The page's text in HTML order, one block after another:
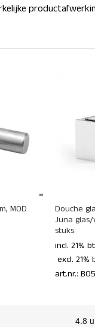
MOD
Douche
Juna
stuks
incl. 21%
excl. 21%
art.nr.: